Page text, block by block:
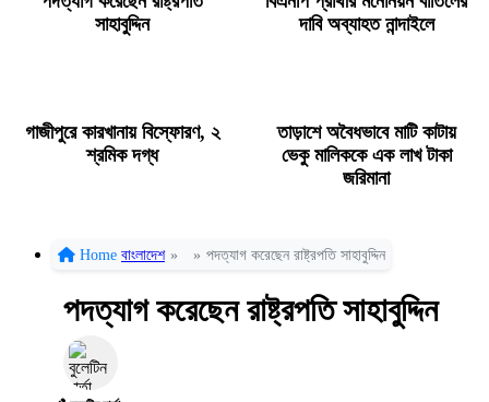
সাহাবুদ্দিন
দাবি অব্যাহত নান্দাইলে
গাজীপুরে কারখানায় বিস্ফোরণ, ২
শ্রমিক দগ্ধ
তাড়াশে অবৈধভাবে মাটি কাটায়
ভেকু মালিককে এক লাখ টাকা
জরিমানা
Home বাংলাদেশ » » পদত্যাগ করেছেন রাষ্ট্রপতি সাহাবুদ্দিন
পদত্যাগ করেছেন রাষ্ট্রপতি সাহাবুদ্দিন